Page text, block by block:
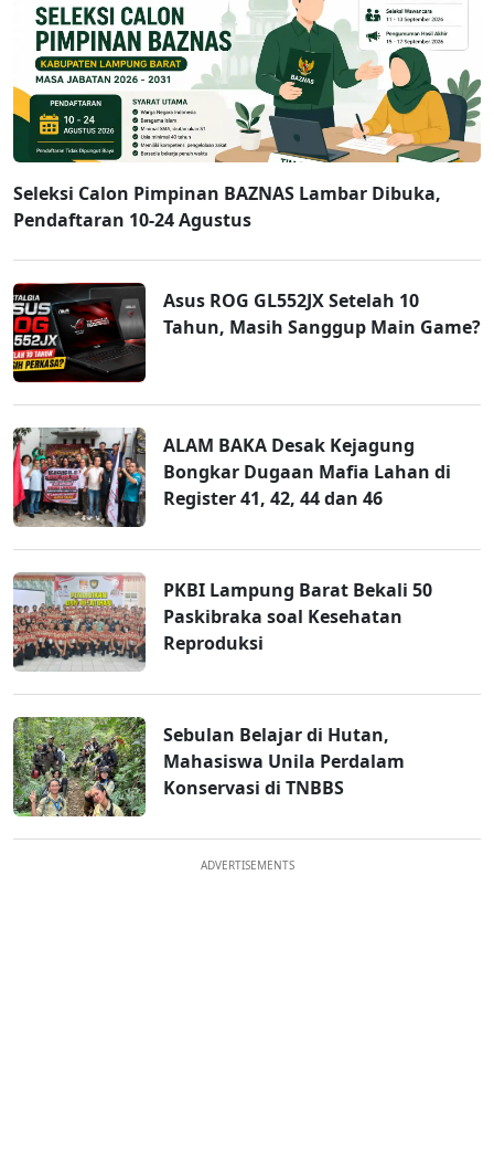
Seleksi Calon Pimpinan BAZNAS Lambar Dibuka,
Pendaftaran 10-24 Agustus
Asus ROG GL552JX Setelah 10
Tahun, Masih Sanggup Main Game?
ALAM BAKA Desak Kejagung
Bongkar Dugaan Mafia Lahan di
Register 41, 42, 44 dan 46
PKBI Lampung Barat Bekali 50
Paskibraka soal Kesehatan
Reproduksi
Sebulan Belajar di Hutan,
Mahasiswa Unila Perdalam
Konservasi di TNBBS
ADVERTISEMENTS